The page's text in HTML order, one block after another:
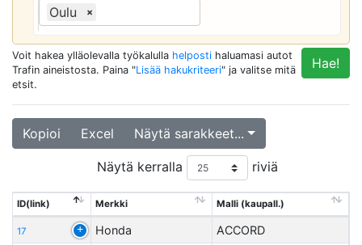
Oulu ×
Hae!
Voit hakea ylläolevalla työkalulla helposti haluamasi autot
Trafin aineistosta. Paina "Lisää hakukriteeri" ja valitse mitä
etsit.
Kopioi Excel Näytä sarakkeet...
Näytä kerralla riviä
ID(link) Merkki Malli (kaupall.)
17 Honda ACCORD